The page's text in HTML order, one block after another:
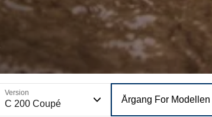
Version
C 200 Coupé Årgang For Modellen